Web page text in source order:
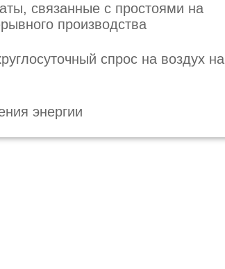
связанные с простоями на
производства
спрос на воздух на
энергии